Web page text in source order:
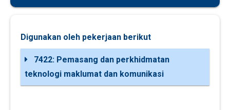
Digunakan oleh pekerjaan berikut
7422: Pemasang dan perkhidmatan
teknologi maklumat dan komunikasi